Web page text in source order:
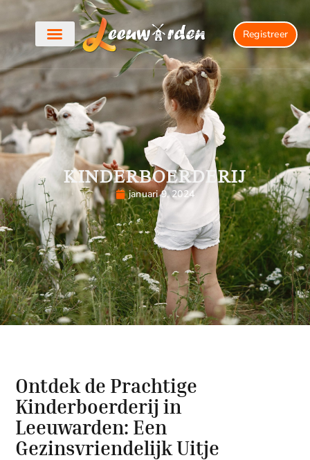
Registreer
KINDERBOERDERIJ
januari 9, 2024
Ontdek de Prachtige
Kinderboerderij in
Leeuwarden: Een
Gezinsvriendelijk Uitje